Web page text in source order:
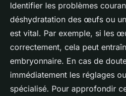
Identifier les problèmes
déshydratation des œufs ou
est vital. Par exemple, si les
correctement, cela peut
embryonnaire. En cas de
immédiatement les réglages
spécialisé. Pour approfondir